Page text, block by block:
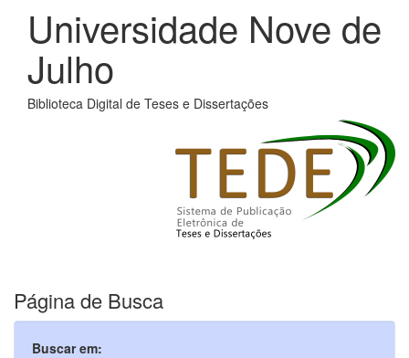
Universidade Nove de
Julho
Biblioteca Digital de Teses e Dissertações
Página de Busca
Buscar em: